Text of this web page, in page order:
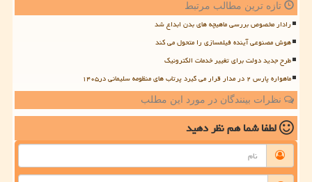
تازه ترین مطالب مرتبط
رادار مخصوص بررسی ماهیچه های بدن ابداع شد
هوش مصنوعی آینده فیلمسازی را متحول می کند
طرح جدید دولت برای تغییر خدمات الکترونیک
ماهواره پارس ۲ در مدار قرار می گیرد پرتاب های منظومه سلیمانی در۱۴۰۵
نظرات بینندگان در مورد این مطلب
لطفا شما همنظر دهید